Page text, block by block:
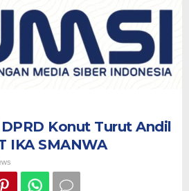
Konut
Turut
Andil
Sukseskan
HUT
Konut Turut Andil
IKA SMANWA